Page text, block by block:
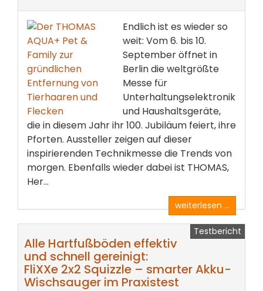
Endlich ist es wieder so
weit: Vom 6. bis 10.
September öffnet in
Berlin die weltgrößte
Messe für
Unterhaltungselektronik
und Haushaltsgeräte,
die in diesem Jahr ihr 100. Jubiläum feiert, ihre
Pforten. Aussteller zeigen auf dieser
inspirierenden Technikmesse die Trends von
morgen. Ebenfalls wieder dabei ist THOMAS,
Her...
weiterlesen ...
Testbericht
Alle Hartfußböden effektiv
und schnell gereinigt:
FliXXe 2x2 Squizzle – smarter Akku-
Wischsauger im Praxistest